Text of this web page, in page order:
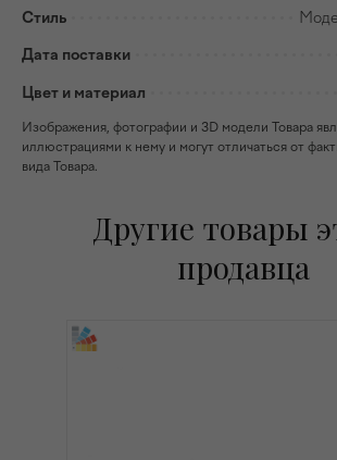
Стиль
Дата поставки
Цвет и материал
Изображения, фотографии и 3D модели Товара
иллюстрациями к нему и могут отличаться от
вида Товара.
Другие товары
продавца